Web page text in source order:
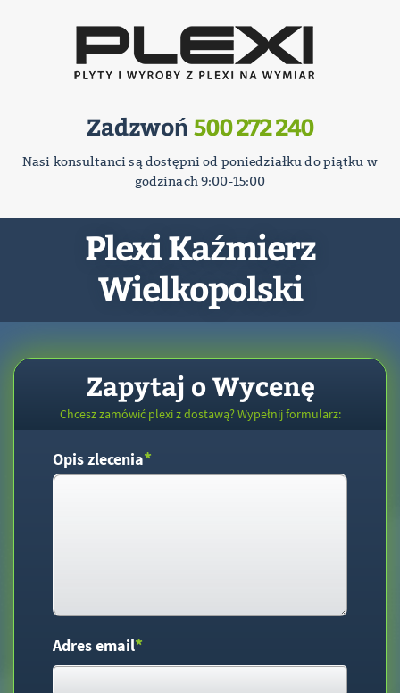
Zadzwoń 500 272 240
Nasi konsultanci są dostępni od poniedziałku do piątku w
godzinach 9:00-15:00
Plexi Kaźmierz
Wielkopolski
Zapytaj o Wycenę
Chcesz zamówić plexi z dostawą? Wypełnij formularz:
Opis zlecenia*
Adres email*